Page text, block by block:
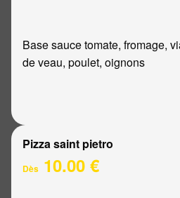
Base sauce tomate, fromage,
de veau, poulet, oignons
Pizza saint pietro
Dès 10.00 €